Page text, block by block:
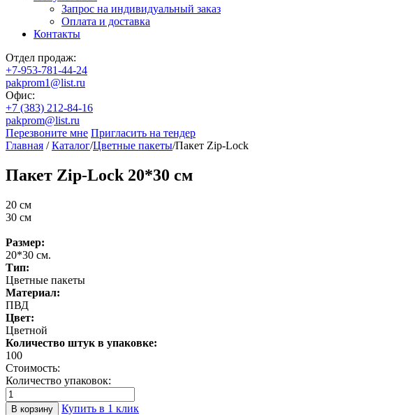
Запрос на индивидуальный заказ
Оплата и доставка
Контакты
Отдел продаж:
+7-953-781-44-24
pakprom1@list.ru
Офис:
+7 (383) 212-84-16
pakprom@list.ru
Перезвоните мне Пригласить на тендер
Главная / Каталог/Цветные пакеты/Пакет Zip-Lock
Пакет Zip-Lock 20*30 см
20 см
30 см
Размер:
20*30 см.
Тип:
Цветные пакеты
Материал:
ПВД
Цвет:
Цветной
Количество штук в упаковке:
100
Стоимость:
Количество упаковок:
В корзину
Купить в 1 клик